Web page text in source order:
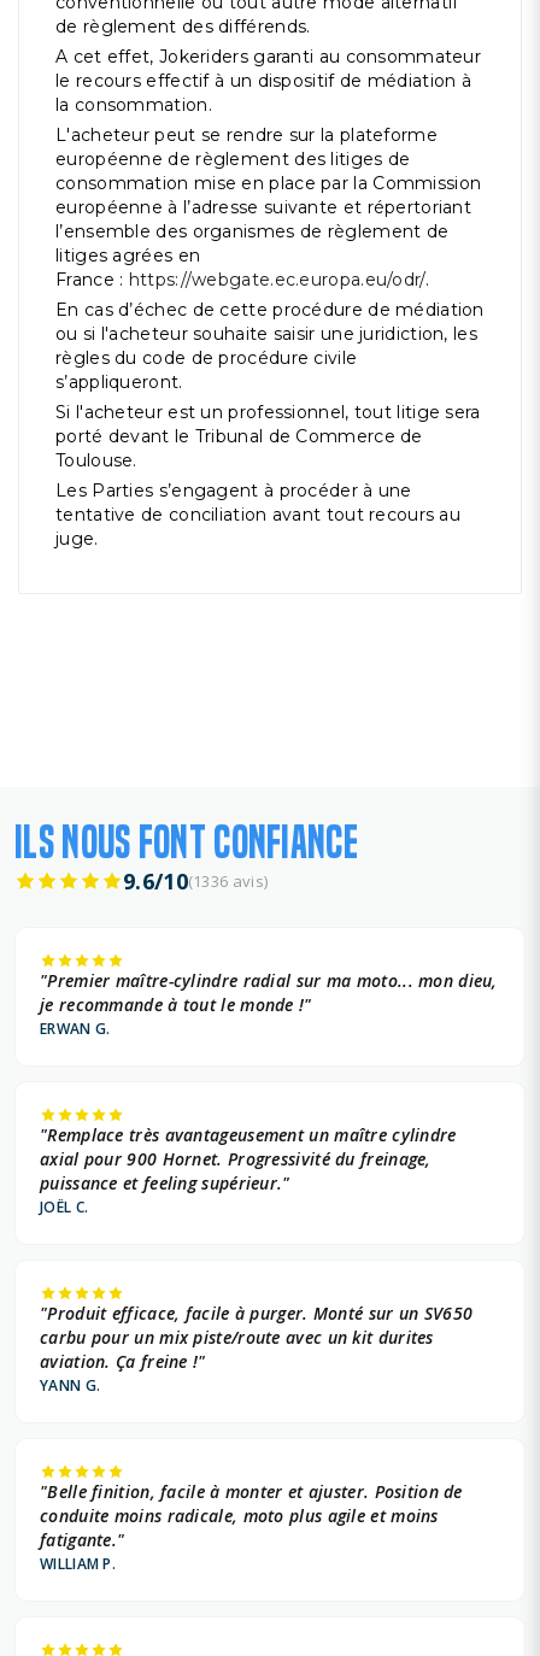
de règlement des différends.
A cet effet, Jokeriders garanti au consommateur
le recours effectif à un dispositif de médiation à
la consommation.
L'acheteur peut se rendre sur la plateforme
européenne de règlement des litiges de
consommation mise en place par la Commission
européenne à l’adresse suivante et répertoriant
l’ensemble des organismes de règlement de
litiges agrées en
France : https://webgate.ec.europa.eu/odr/.
En cas d’échec de cette procédure de médiation
ou si l'acheteur souhaite saisir une juridiction, les
règles du code de procédure civile
s’appliqueront.
Si l'acheteur est un professionnel, tout litige sera
porté devant le Tribunal de Commerce de
Toulouse.
Les Parties s’engagent à procéder à une
tentative de conciliation avant tout recours au
juge.
ILS NOUS FONT CONFIANCE
9.6/10(1336 avis)
"Premier maître-cylindre radial sur ma moto... mon dieu,
je recommande à tout le monde !"
ERWAN G.
"Remplace très avantageusement un maître cylindre
axial pour 900 Hornet. Progressivité du freinage,
puissance et feeling supérieur."
JOËL C.
"Produit efficace, facile à purger. Monté sur un SV650
carbu pour un mix piste/route avec un kit durites
aviation. Ça freine !"
YANN G.
"Belle finition, facile à monter et ajuster. Position de
conduite moins radicale, moto plus agile et moins
fatigante."
WILLIAM P.